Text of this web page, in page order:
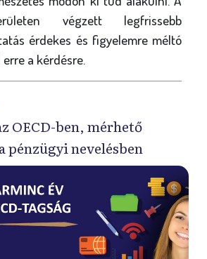
végzett legfrissebb
érdekes és figyelemre méltó
a kérdésre.
OECD-ben, mérhető
pénzügyi nevelésben